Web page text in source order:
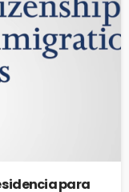
para